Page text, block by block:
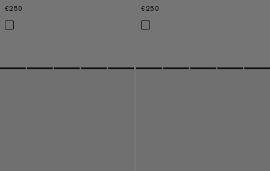
€250 €250